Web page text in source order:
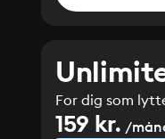
For dig som
159 kr. /